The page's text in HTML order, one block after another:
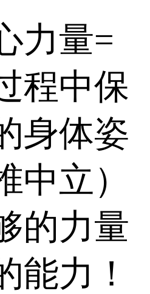
量=
程中保
身体姿
中立）
的力量
能力！